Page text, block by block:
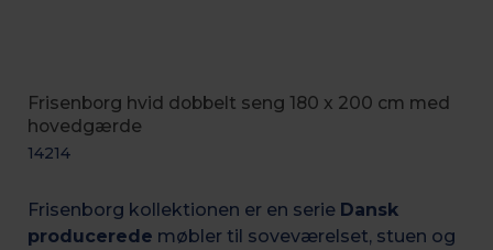
Frisenborg hvid dobbelt seng 180 x 200 cm med
hovedgærde
14214
Frisenborg kollektionen er en serie Dansk
producerede møbler til soveværelset, stuen og